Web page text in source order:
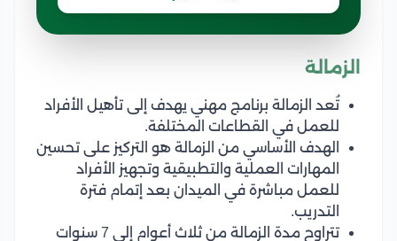
الزمالة
تُعد الزمالة برنامج مهني يهدف إلى تأهيل الأفراد
للعمل في القطاعات المختلفة.
الهدف الأساسي من الزمالة هو التركيز على تحسين
المهارات العملية والتطبيقية وتجهيز الأفراد
للعمل مباشرة في الميدان بعد إتمام فترة
التدريب.
تتراوح مدة الزمالة من ثلاث أعوام إلى 7 سنوات